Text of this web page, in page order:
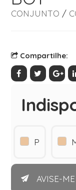
CONJUNTO /
Compartilhe:
P
AVISE-